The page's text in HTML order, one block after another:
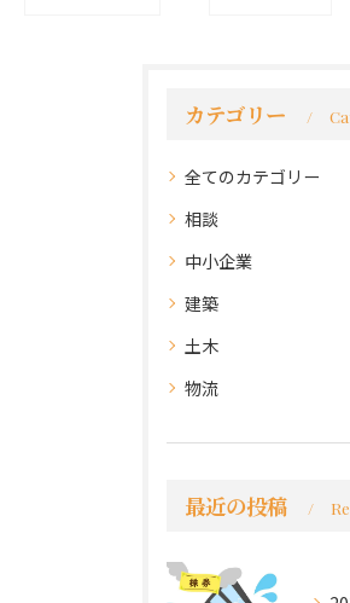
カテゴリー
全てのカテゴリー
相談
中小企業
建築
土木
物流
最近の投稿